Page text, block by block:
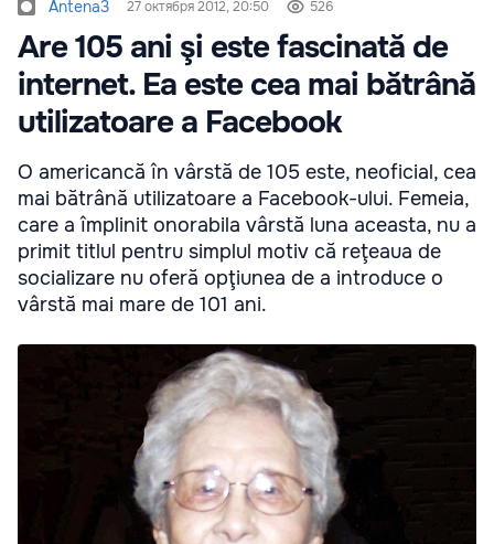
Antena3 27 октября 2012, 20:50 526
Are 105 ani şi este fascinată de
internet. Ea este cea mai bătrână
utilizatoare a Facebook
O americancă în vârstă de 105 este, neoficial, cea
mai bătrână utilizatoare a Facebook-ului. Femeia,
care a împlinit onorabila vârstă luna aceasta, nu a
primit titlul pentru simplul motiv că reţeaua de
socializare nu oferă opţiunea de a introduce o
vârstă mai mare de 101 ani.